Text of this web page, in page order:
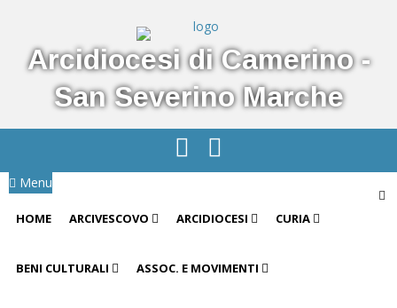
Arcidiocesi di Camerino -
San Severino Marche
Menu
HOME ARCIVESCOVO ARCIDIOCESI CURIA
BENI CULTURALI ASSOC. E MOVIMENTI